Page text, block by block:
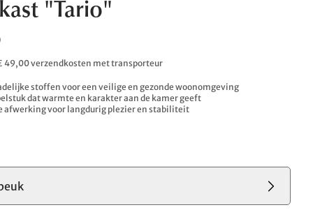
"Tario"
49,00 verzendkosten met transporteur
stoffen voor een veilige en gezonde woonomgeving
dat warmte en karakter aan de kamer geeft
afwerking voor langdurig plezier en stabiliteit